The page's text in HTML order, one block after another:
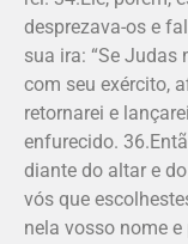
desprezava-os e
sua ira: “Se
com seu exército,
retornarei e
enfurecido.
diante do altar e
vós que
nela vosso nome